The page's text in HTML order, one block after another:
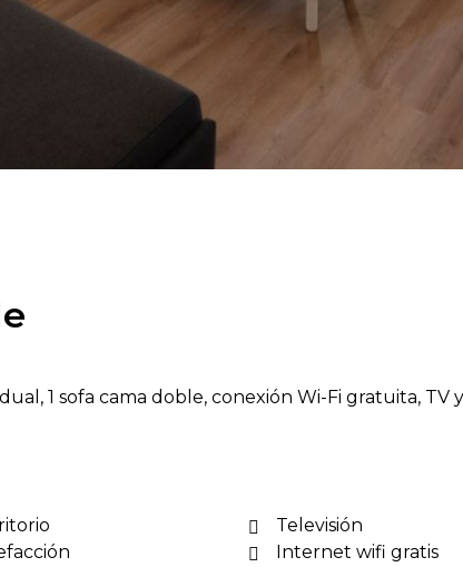
1 sofa cama doble, conexión Wi-Fi gratuita, TV
Televisión
Internet wifi gratis